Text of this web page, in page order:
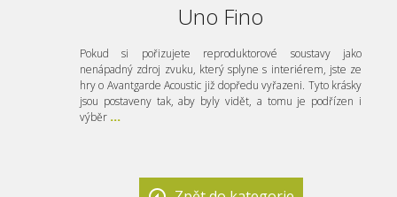
Uno Fino
Pokud si pořizujete reproduktorové soustavy jako
nenápadný zdroj zvuku, který splyne s interiérem, jste ze
hry o Avantgarde Acoustic již dopředu vyřazeni. Tyto krásky
jsou postaveny tak, aby byly vidět, a tomu je podřízen i
výběr ...